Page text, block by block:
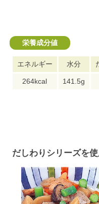
栄養成分値
エネルギー 水分
264kcal 141.5g
だしわりシリーズを